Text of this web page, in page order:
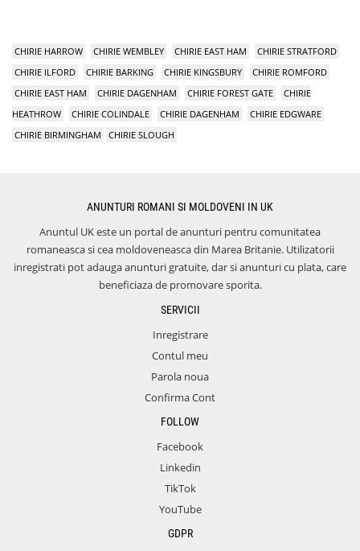
CHIRIE HARROW CHIRIE WEMBLEY CHIRIE EAST HAM
CHIRIE STRATFORD
CHIRIE ILFORD
CHIRIE BARKING CHIRIE KINGSBURY
CHIRIE ROMFORD
CHIRIE EAST HAM
CHIRIE DAGENHAM CHIRIE FOREST GATE
CHIRIE
HEATHROW
CHIRIE COLINDALE CHIRIE DAGENHAM
CHIRIE EDGWARE
CHIRIE BIRMINGHAM
CHIRIE SLOUGH
ANUNTURI ROMANI SI MOLDOVENI IN UK
Anuntul UK este un portal de anunturi pentru comunitatea
romaneasca si cea moldoveneasca din Marea Britanie. Utilizatorii
inregistrati pot adauga anunturi gratuite, dar si anunturi cu plata, care
beneficiaza de promovare sporita.
SERVICII
Inregistrare
Contul meu
Parola noua
Confirma Cont
FOLLOW
Facebook
Linkedin
TikTok
YouTube
GDPR